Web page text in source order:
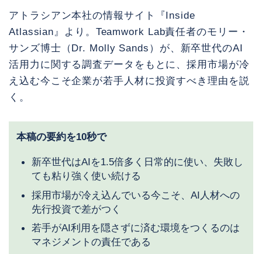
アトラシアン本社の情報サイト『Inside
Atlassian』より。Teamwork Lab責任者のモリー・
サンズ博士（Dr. Molly Sands）が、新卒世代のAI
活用力に関する調査データをもとに、採用市場が冷
え込む今こそ企業が若手人材に投資すべき理由を説
く。
本稿の要約を10秒で
新卒世代はAIを1.5倍多く日常的に使い、失敗し
ても粘り強く使い続ける
採用市場が冷え込んでいる今こそ、AI人材への
先行投資で差がつく
若手がAI利用を隠さずに済む環境をつくるのは
マネジメントの責任である